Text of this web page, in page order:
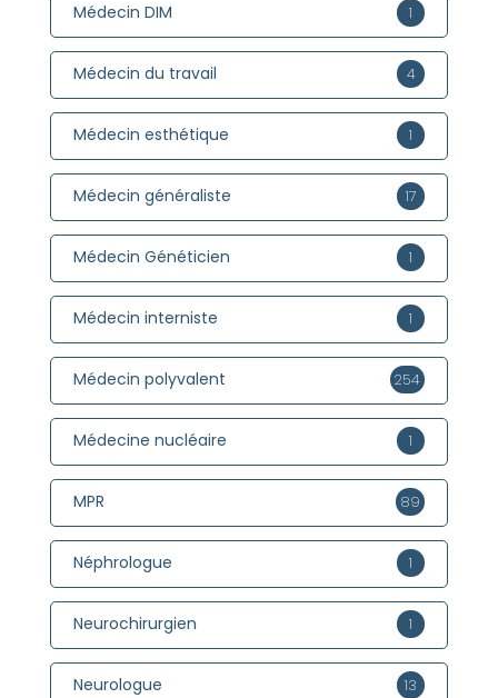
Médecin DIM 1
Médecin du travail 4
Médecin esthétique 1
Médecin généraliste 17
Médecin Généticien 1
Médecin interniste 1
Médecin polyvalent 254
Médecine nucléaire 1
MPR 89
Néphrologue 1
Neurochirurgien 1
Neurologue 13